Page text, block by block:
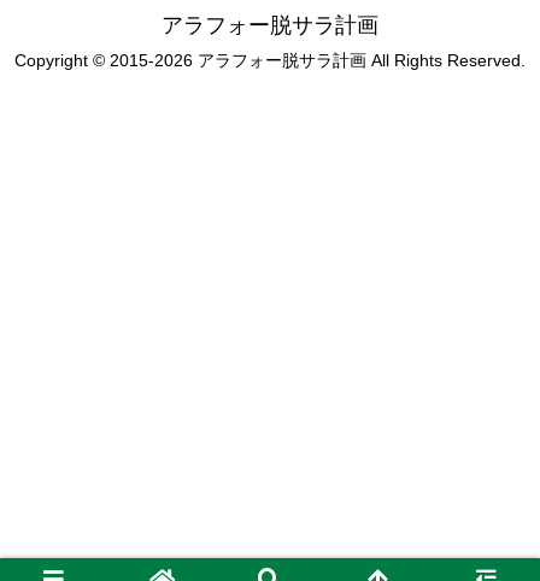
アラフォー脱サラ計画
Copyright © 2015-2026 アラフォー脱サラ計画 All Rights Reserved.